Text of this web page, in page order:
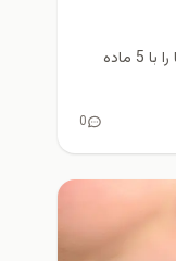
در اين پست از 7 گنج ، قصد داریم شما را با 5 ماده
0